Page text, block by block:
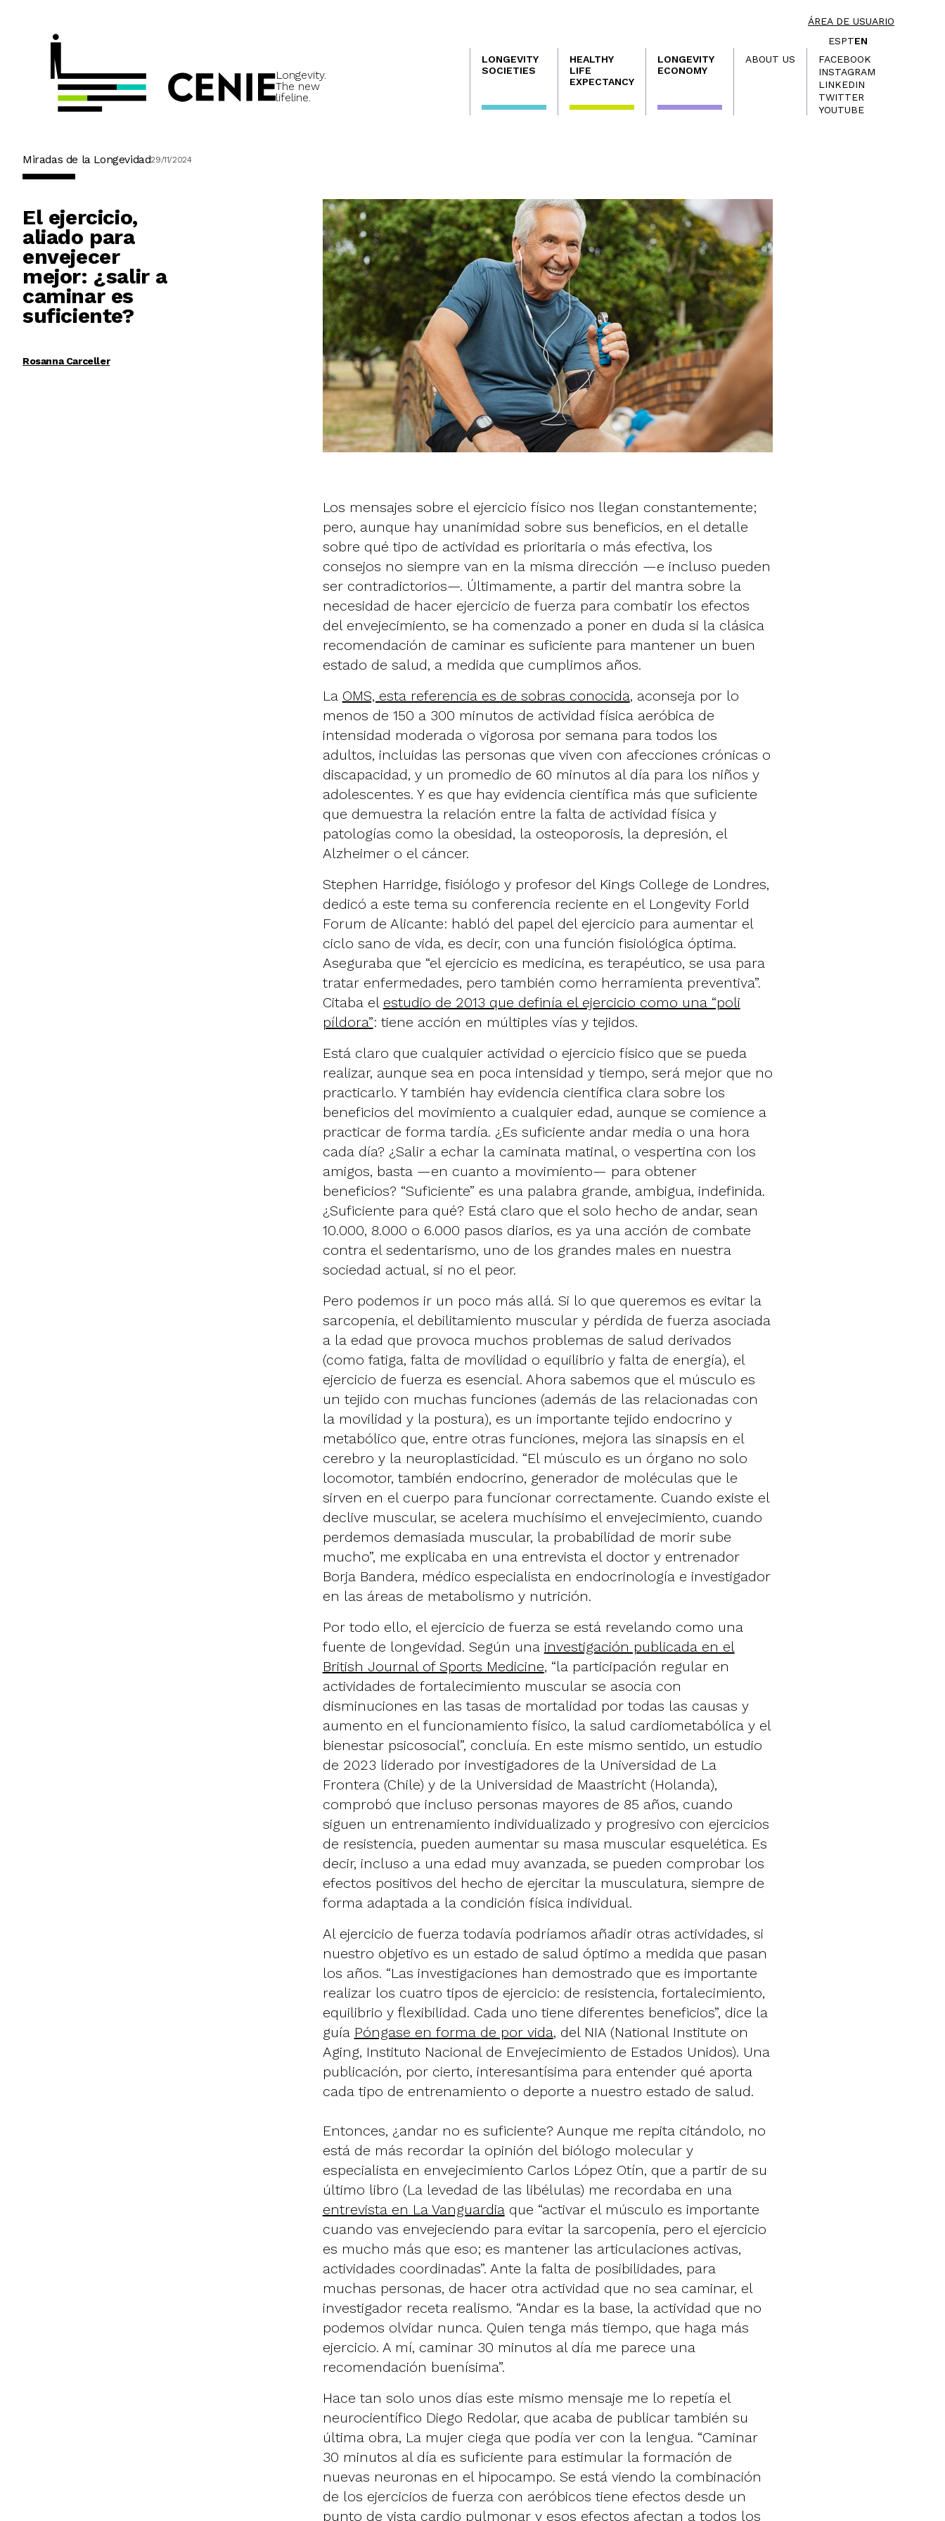
ÁREA DE USUARIO
Longevity.
The new
lifeline.
ESPTEN
Navegación
principal
LONGEVITY
SOCIETIES
HEALTHY
LIFE
EXPECTANCY
LONGEVITY
ECONOMY
ABOUT US
FACEBOOK
INSTAGRAM
LINKEDIN
TWITTER
YOUTUBE
Miradas de la Longevidad29/11/2024
El ejercicio,
aliado para
envejecer
mejor: ¿salir a
caminar es
suficiente?
Rosanna Carceller
Los mensajes sobre el ejercicio físico nos llegan constantemente;
pero, aunque hay unanimidad sobre sus beneficios, en el detalle
sobre qué tipo de actividad es prioritaria o más efectiva, los
consejos no siempre van en la misma dirección —e incluso pueden
ser contradictorios—. Últimamente, a partir del mantra sobre la
necesidad de hacer ejercicio de fuerza para combatir los efectos
del envejecimiento, se ha comenzado a poner en duda si la clásica
recomendación de caminar es suficiente para mantener un buen
estado de salud, a medida que cumplimos años.
La OMS, esta referencia es de sobras conocida, aconseja por lo
menos de 150 a 300 minutos de actividad física aeróbica de
intensidad moderada o vigorosa por semana para todos los
adultos, incluidas las personas que viven con afecciones crónicas o
discapacidad, y un promedio de 60 minutos al día para los niños y
adolescentes. Y es que hay evidencia científica más que suficiente
que demuestra la relación entre la falta de actividad física y
patologías como la obesidad, la osteoporosis, la depresión, el
Alzheimer o el cáncer.
Stephen Harridge, fisiólogo y profesor del Kings College de Londres,
dedicó a este tema su conferencia reciente en el Longevity Forld
Forum de Alicante: habló del papel del ejercicio para aumentar el
ciclo sano de vida, es decir, con una función fisiológica óptima.
Aseguraba que “el ejercicio es medicina, es terapéutico, se usa para
tratar enfermedades, pero también como herramienta preventiva”.
Citaba el estudio de 2013 que definía el ejercicio como una “poli
píldora”: tiene acción en múltiples vías y tejidos.
Está claro que cualquier actividad o ejercicio físico que se pueda
realizar, aunque sea en poca intensidad y tiempo, será mejor que no
practicarlo. Y también hay evidencia científica clara sobre los
beneficios del movimiento a cualquier edad, aunque se comience a
practicar de forma tardía. ¿Es suficiente andar media o una hora
cada día? ¿Salir a echar la caminata matinal, o vespertina con los
amigos, basta —en cuanto a movimiento— para obtener
beneficios? “Suficiente” es una palabra grande, ambigua, indefinida.
¿Suficiente para qué? Está claro que el solo hecho de andar, sean
10.000, 8.000 o 6.000 pasos diarios, es ya una acción de combate
contra el sedentarismo, uno de los grandes males en nuestra
sociedad actual, si no el peor.
Pero podemos ir un poco más allá. Si lo que queremos es evitar la
sarcopenia, el debilitamiento muscular y pérdida de fuerza asociada
a la edad que provoca muchos problemas de salud derivados
(como fatiga, falta de movilidad o equilibrio y falta de energía), el
ejercicio de fuerza es esencial. Ahora sabemos que el músculo es
un tejido con muchas funciones (además de las relacionadas con
la movilidad y la postura), es un importante tejido endocrino y
metabólico que, entre otras funciones, mejora las sinapsis en el
cerebro y la neuroplasticidad. “El músculo es un órgano no solo
locomotor, también endocrino, generador de moléculas que le
sirven en el cuerpo para funcionar correctamente. Cuando existe el
declive muscular, se acelera muchísimo el envejecimiento, cuando
perdemos demasiada muscular, la probabilidad de morir sube
mucho”, me explicaba en una entrevista el doctor y entrenador
Borja Bandera, médico especialista en endocrinología e investigador
en las áreas de metabolismo y nutrición.
Por todo ello, el ejercicio de fuerza se está revelando como una
fuente de longevidad. Según una investigación publicada en el
British Journal of Sports Medicine, “la participación regular en
actividades de fortalecimiento muscular se asocia con
disminuciones en las tasas de mortalidad por todas las causas y
aumento en el funcionamiento físico, la salud cardiometabólica y el
bienestar psicosocial”, concluía. En este mismo sentido, un estudio
de 2023 liderado por investigadores de la Universidad de La
Frontera (Chile) y de la Universidad de Maastricht (Holanda),
comprobó que incluso personas mayores de 85 años, cuando
siguen un entrenamiento individualizado y progresivo con ejercicios
de resistencia, pueden aumentar su masa muscular esquelética. Es
decir, incluso a una edad muy avanzada, se pueden comprobar los
efectos positivos del hecho de ejercitar la musculatura, siempre de
forma adaptada a la condición física individual.
Al ejercicio de fuerza todavía podríamos añadir otras actividades, si
nuestro objetivo es un estado de salud óptimo a medida que pasan
los años. “Las investigaciones han demostrado que es importante
realizar los cuatro tipos de ejercicio: de resistencia, fortalecimiento,
equilibrio y flexibilidad. Cada uno tiene diferentes beneficios”, dice la
guía Póngase en forma de por vida, del NIA (National Institute on
Aging, Instituto Nacional de Envejecimiento de Estados Unidos). Una
publicación, por cierto, interesantísima para entender qué aporta
cada tipo de entrenamiento o deporte a nuestro estado de salud.
Entonces, ¿andar no es suficiente? Aunque me repita citándolo, no
está de más recordar la opinión del biólogo molecular y
especialista en envejecimiento Carlos López Otín, que a partir de su
último libro (La levedad de las libélulas) me recordaba en una
entrevista en La Vanguardiaque “activar el músculo es importante
cuando vas envejeciendo para evitar la sarcopenia, pero el ejercicio
es mucho más que eso; es mantener las articulaciones activas,
actividades coordinadas”. Ante la falta de posibilidades, para
muchas personas, de hacer otra actividad que no sea caminar, el
investigador receta realismo. “Andar es la base, la actividad que no
podemos olvidar nunca. Quien tenga más tiempo, que haga más
ejercicio. A mí, caminar 30 minutos al día me parece una
recomendación buenísima”.
Hace tan solo unos días este mismo mensaje me lo repetía el
neurocientífico Diego Redolar, que acaba de publicar también su
última obra, La mujer ciega que podía ver con la lengua. “Caminar
30 minutos al día es suficiente para estimular la formación de
nuevas neuronas en el hipocampo. Se está viendo la combinación
de los ejercicios de fuerza con aeróbicos tiene efectos desde un
punto de vista cardio pulmonar y esos efectos afectan a todos los